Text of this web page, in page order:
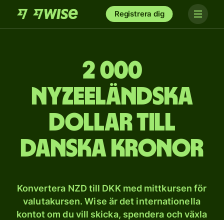
Registrera dig
2 000
nyzeeländska
dollar till
danska kronor
Konvertera NZD till DKK med mittkursen för
valutakursen. Wise är det internationella
kontot om du vill skicka, spendera och växla